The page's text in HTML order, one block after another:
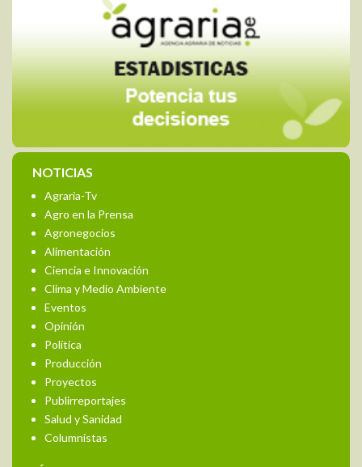
NOTICIAS
Agraria-Tv
Agro en la Prensa
Agronegocios
Alimentación
Ciencia e Innovación
Clima y Medio Ambiente
Eventos
Opinión
Política
Producción
Proyectos
Publirreportajes
Salud y Sanidad
Columnistas